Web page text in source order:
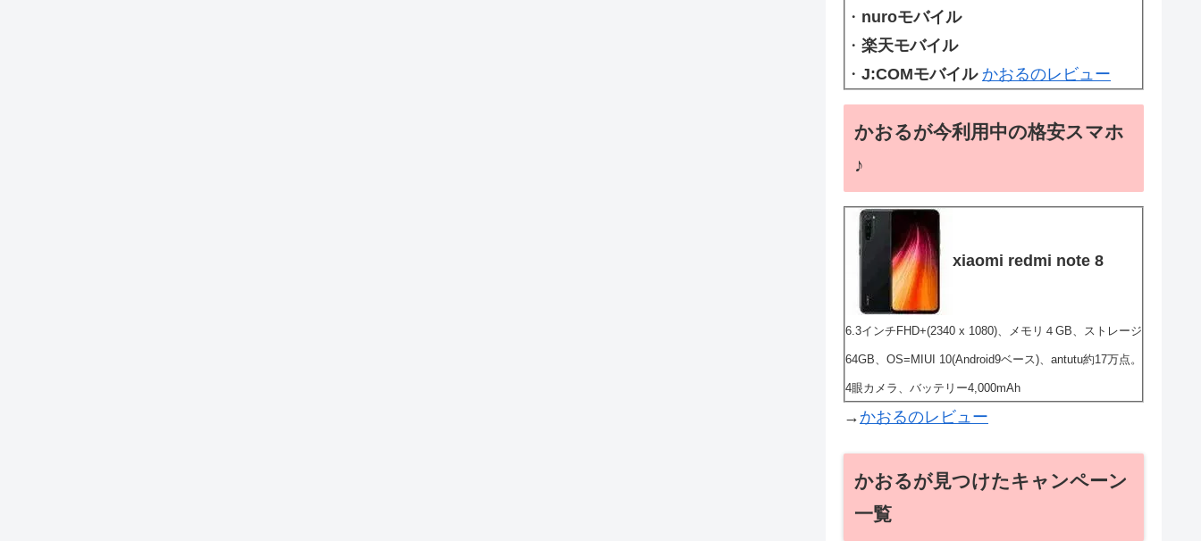
・ nuroモバイル
・ 楽天モバイル
・ J:COMモバイル かおるのレビュー
かおるが今利用中の格安スマホ
♪
xiaomi redmi note 8
6.3インチFHD+(2340 x 1080)、メモリ４GB、ストレージ
64GB、OS=MIUI 10(Android9ベース)、antutu約17万点。
4眼カメラ、バッテリー4,000mAh
→かおるのレビュー
かおるが見つけたキャンペーン
一覧